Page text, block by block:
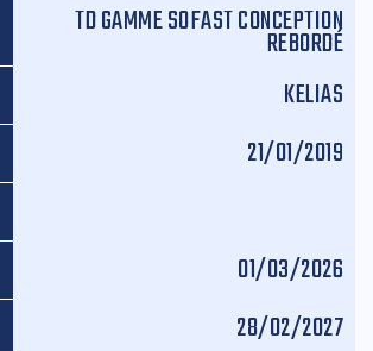
TD GAMME SOFAST CONCEPTION
REBORDÉ
KELIAS
21/01/2019
01/03/2026
28/02/2027